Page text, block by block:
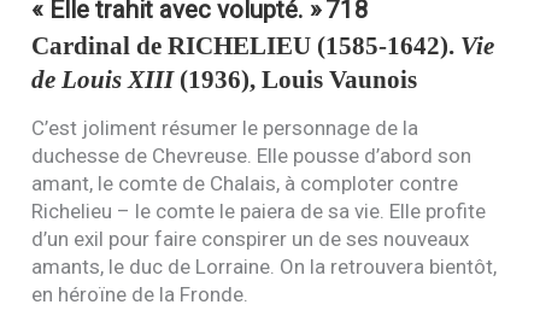
« Elle trahit avec volupté. »718
Cardinal deRICHELIEU (1585-1642). Vie
de Louis XIII(1936), Louis Vaunois
C’est joliment résumer le personnage de la
duchesse de Chevreuse. Elle pousse d’abord son
amant, le comte de Chalais, à comploter contre
Richelieu – le comte le paiera de sa vie. Elle profite
d’un exil pour faire conspirer un de ses nouveaux
amants, le duc de Lorraine. On la retrouvera bientôt,
en héroïne de la Fronde.